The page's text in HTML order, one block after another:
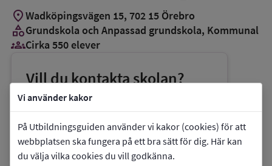
Vi använder kakor
På Utbildningsguiden använder vi kakor (cookies) för att
webbplatsen ska fungera på ett bra sätt för dig. Här kan
du välja vilka cookies du vill godkänna.
location_onWadköpingsvägen 15, 702 15 Örebro
categoryGrundskola och Anpassad grundskola, Kommunal
groups_3Cirka 550 elever
Vill du kontakta skolan?
phoneTelefon:019-213121
E-post: engelbrektsskolan@orebro.se
link Webbplats:Engelbrektsskolan